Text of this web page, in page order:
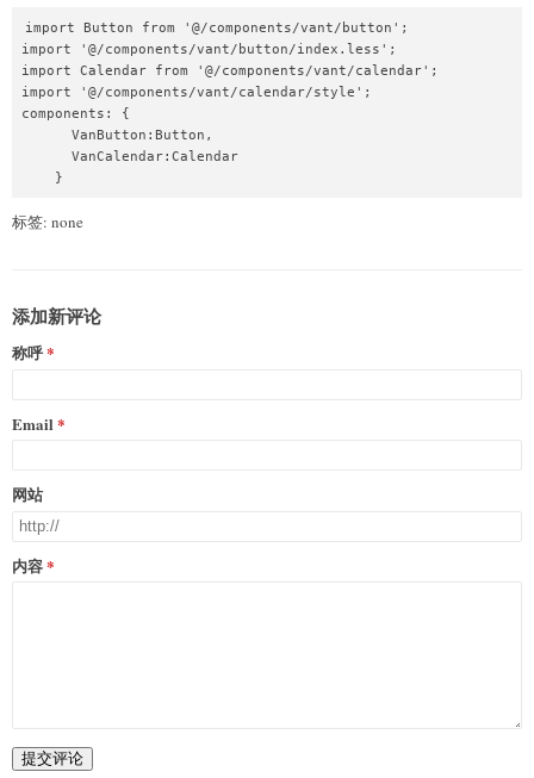
import Button from '@/components/vant/button';
import '@/components/vant/button/index.less';
import Calendar from '@/components/vant/calendar';
import '@/components/vant/calendar/style';
components: {
      VanButton:Button,
      VanCalendar:Calendar
    }
标签: none
添加新评论
称呼
Email
网站
内容
提交评论